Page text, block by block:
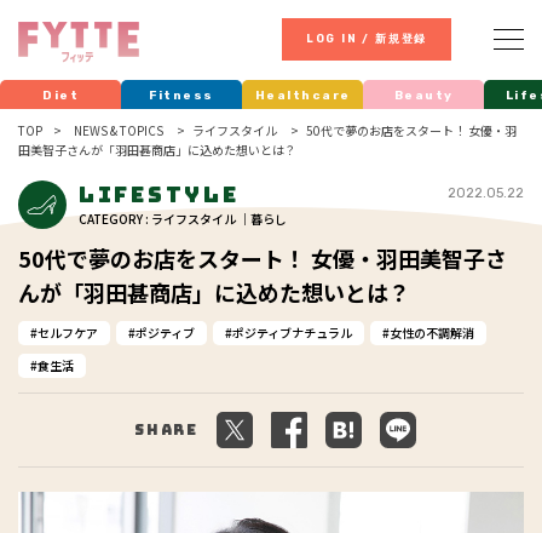
LOG IN / 新規登録
Diet Fitness Healthcare Beauty
TOP NEWS & TOPICS ライフスタイル
50代で夢のお店をスタート！ 女優・羽
田美智子さんが「羽田甚商店」に込めた想いとは？
Lifestyle
CATEGORY : ライフスタイル ｜暮らし
2022.05.22
50代で夢のお店をスタート！ 女優・羽田美智子さ
んが「羽田甚商店」に込めた想いとは？
セルフケア ポジティブ ポジティブナチュラル
女性の不調解消
食生活
Share